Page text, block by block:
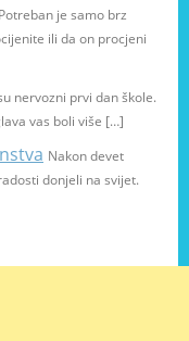
Potreban je samo brz
ili da on procjeni
nervozni prvi dan škole.
vas boli više […]
Nakon devet
donjeli na svijet.